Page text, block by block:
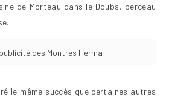
de Morteau dans le Doubs, berceau
des Montres Herma
le même succès que certaines autres